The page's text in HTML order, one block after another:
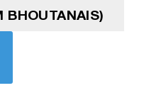
BHOUTANAIS)